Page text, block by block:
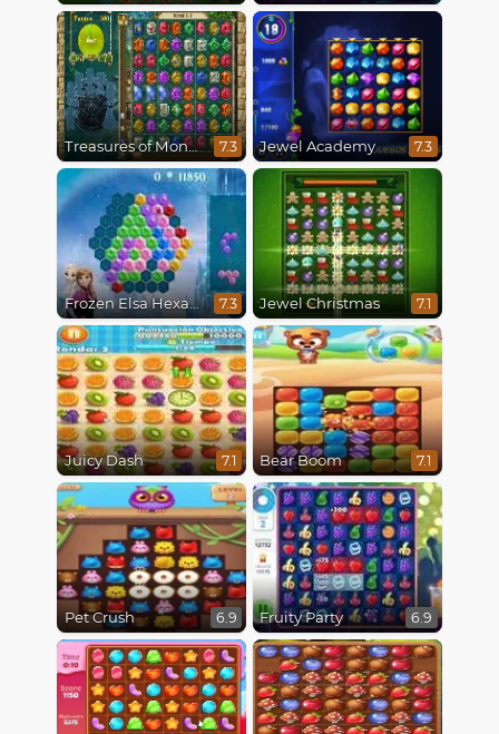
Treasures of Montezuma 7.3 Jewel Academy 7.3
Frozen Elsa Hexagon Puzzle 7.3 Jewel Christmas 7.1
Juicy Dash 7.1 Bear Boom 7.1
Pet Crush 6.9 Fruity Party 6.9